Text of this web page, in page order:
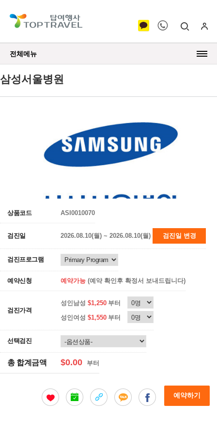
전체메뉴
삼성서울병원
상품코드 ASI0010070
검진일 2026.08.10(월) ~ 2026.08.10(월) 검진일 변경
검진프로그램
예약신청 예약가능 (예약 확인후 확정서 보내드립니다)
검진가격
성인남성 $1,250 부터
성인여성 $1,550 부터
선택검진
총 합계금액 $0.00 부터
예약하기